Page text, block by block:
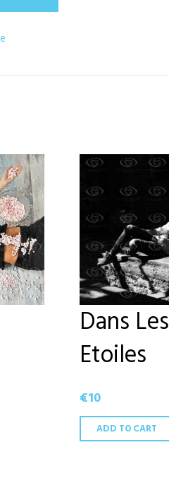
Dans Les
Etoiles
€10
ADD TO CART